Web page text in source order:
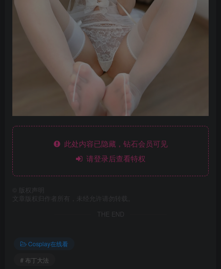
此处内容已隐藏，钻石会员可见
请登录后查看特权
版权声明
文章版权归作者所有，未经允许请勿转载。
THE END
Cosplay在线看
# 布丁大法